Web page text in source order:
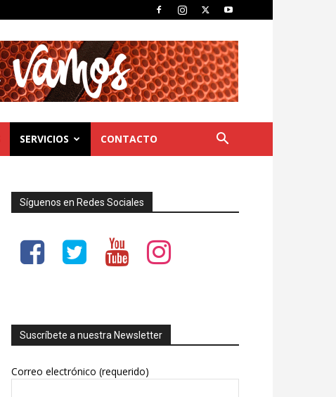
SERVICIOS CONTACTO
Síguenos en Redes Sociales
Suscríbete a nuestra Newsletter
Correo electrónico (requerido)